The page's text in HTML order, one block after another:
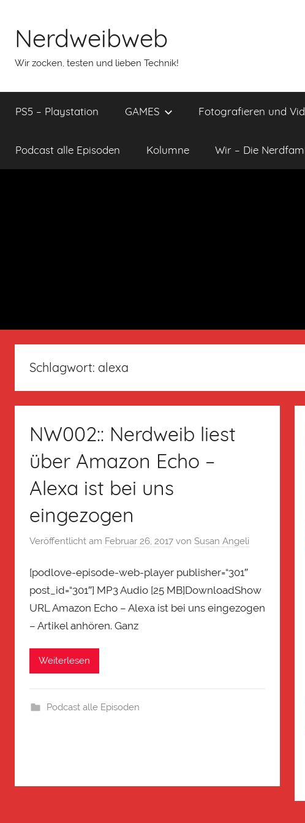
Nerdweibweb
Wir zocken, testen und lieben Technik!
PS5 – Playstation GAMES Fotografieren und
Podcast alle Episoden Kolumne Wir – Die
Schlagwort: alexa
NW002:: Nerdweib liest
über Amazon Echo –
Alexa ist bei uns
eingezogen
Veröffentlicht am Februar 26, 2017 von Susan Angeli
[podlove-episode-web-player publisher=“301″
post_id=“301″] MP3 Audio [25 MB]DownloadShow
URL Amazon Echo – Alexa ist bei uns eingezogen
– Artikel anhören. Ganz
Weiterlesen
Podcast alle Episoden